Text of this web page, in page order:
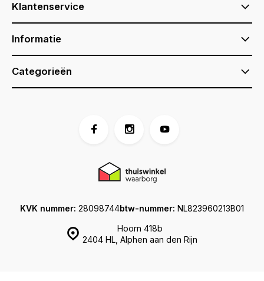
Klantenservice
Informatie
Categorieën
Hoorn 418b
2404 HL, Alphen aan den Rijn
KVK nummer: 28098744btw-nummer: NL823960213B01